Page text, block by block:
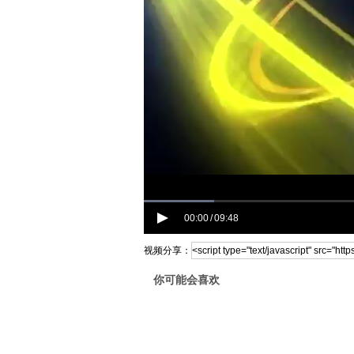
00:00/09:48
视频分享：
你可能会喜欢